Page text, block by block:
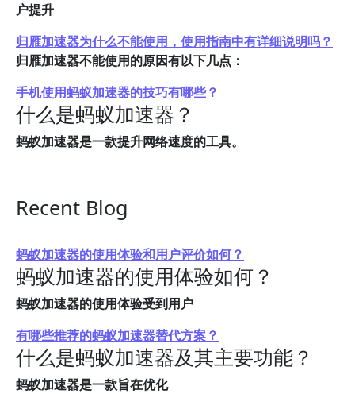
户提升
归雁加速器为什么不能使用，使用指南中有详细说明吗？
归雁加速器不能使用的原因有以下几点：
手机使用蚂蚁加速器的技巧有哪些？
什么是蚂蚁加速器？
蚂蚁加速器是一款提升网络速度的工具。
Recent Blog
蚂蚁加速器的使用体验和用户评价如何？
蚂蚁加速器的使用体验如何？
蚂蚁加速器的使用体验受到用户
有哪些推荐的蚂蚁加速器替代方案？
什么是蚂蚁加速器及其主要功能？
蚂蚁加速器是一款旨在优化